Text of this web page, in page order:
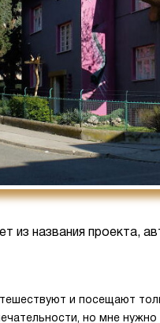
из названия проекта,
и посещают
но мне